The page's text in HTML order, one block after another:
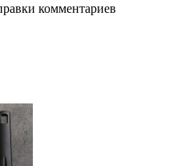
комментариев